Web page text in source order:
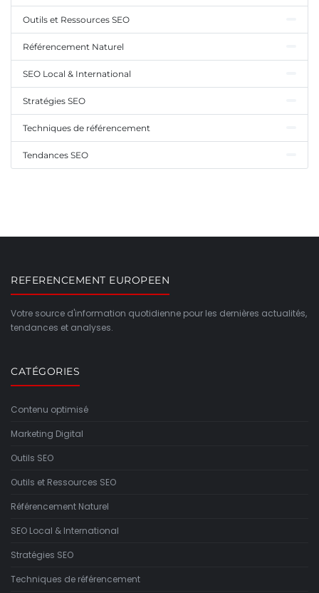
Outils et Ressources SEO
Référencement Naturel
SEO Local & International
Stratégies SEO
Techniques de référencement
Tendances SEO
REFERENCEMENT EUROPEEN
Votre source d'information quotidienne pour les dernières actualités,
tendances et analyses.
CATÉGORIES
Contenu optimisé
Marketing Digital
Outils SEO
Outils et Ressources SEO
Référencement Naturel
SEO Local & International
Stratégies SEO
Techniques de référencement